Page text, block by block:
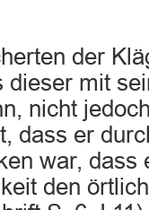
der
dieser mit
nicht
dass er
war, dass
den